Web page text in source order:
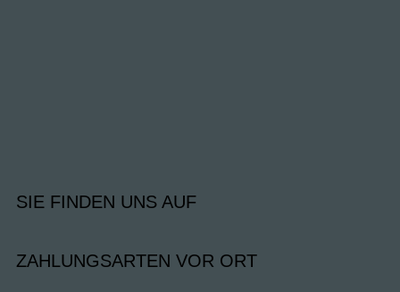
SIE FINDEN UNS AUF
ZAHLUNGSARTEN VOR ORT